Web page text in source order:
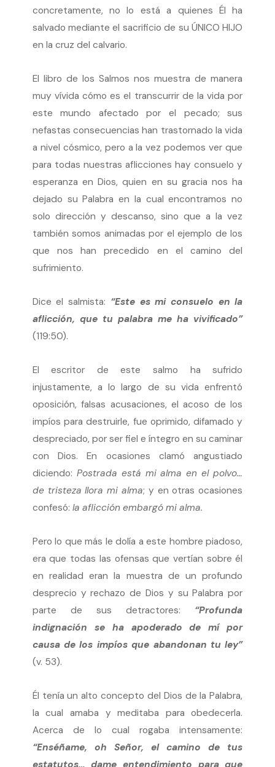
concretamente, no lo está a quienes Él ha
salvado mediante el sacrificio de su ÚNICO HIJO
en la cruz del calvario.
El libro de los Salmos nos muestra de manera
muy vívida cómo es el transcurrir de la vida por
este mundo afectado por el pecado; sus
nefastas consecuencias han trastornado la vida
a nivel cósmico, pero a la vez podemos ver que
para todas nuestras aflicciones hay consuelo y
esperanza en Dios, quien en su gracia nos ha
dejado su Palabra en la cual encontramos no
solo dirección y descanso, sino que a la vez
también somos animadas por el ejemplo de los
que nos han precedido en el camino del
sufrimiento.
Dice el salmista: “Este es mi consuelo en la
aflicción, que tu palabra me ha vivificado”
(119:50).
El escritor de este salmo ha sufrido
injustamente, a lo largo de su vida enfrentó
oposición, falsas acusaciones, el acoso de los
impíos para destruirle, fue oprimido, difamado y
despreciado, por ser fiel e íntegro en su caminar
con Dios. En ocasiones clamó angustiado
diciendo: Postrada está mi alma en el polvo…
de tristeza llora mi alma; y en otras ocasiones
confesó: la aflicción embargó mi alma.
Pero lo que más le dolía a este hombre piadoso,
era que todas las ofensas que vertían sobre él
en realidad eran la muestra de un profundo
desprecio y rechazo de Dios y su Palabra por
parte de sus detractores: “Profunda
indignación se ha apoderado de mí por
causa de los impíos que abandonan tu ley”
(v. 53).
Él tenía un alto concepto del Dios de la Palabra,
la cual amaba y meditaba para obedecerla.
Acerca de lo cual rogaba intensamente:
“Enséñame, oh Señor, el camino de tus